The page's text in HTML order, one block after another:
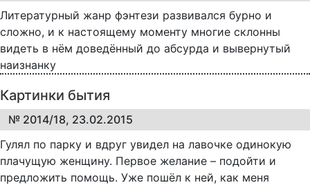
Литературный жанр фэнтези развивался бурно и
сложно, и к настоящему моменту многие склонны
видеть в нём доведённый до абсурда и вывернутый
наизнанку
Картинки бытия
№ 2014/18, 23.02.2015
Гулял по парку и вдруг увидел на лавочке одинокую
плачущую женщину. Первое желание – подойти и
предложить помощь. Уже пошёл к ней, как меня